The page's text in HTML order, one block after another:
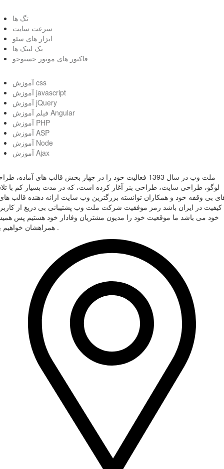
تگ ها
سرعت سایت
ابزار های سئو
بک لینک ها
فاکتور های موتور جستوجو
آموزش css
آموزش javascript
آموزش jQuery
فیلم آموزش Angular
آموزش PHP
آموزش ASP
آموزش Node
آموزش Ajax
ملت وب در سال 1393 فعالیت خود را در چهار بخش قالب های آماده،
لوگو، طراحی سایت، طراحی بنر آغاز کرده است، که در مدت بسیار کم با
بی وقفه خود و همکاران توانسته بزرگترین وب سایت ارائه دهنده قالب
کیفیت در ایران باشد رمز موفقیت شرکت ملت وب پشتیبانی بی دریغ از
خود می باشد ما موقعیت خود را مدیون مشتریان وفادار خود هستیم پس
همراهشان خواهیم بود .